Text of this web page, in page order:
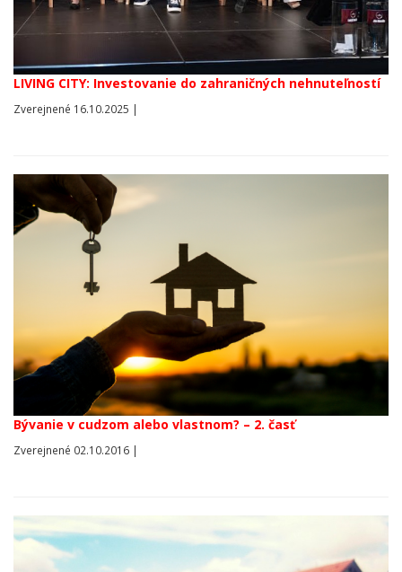
LIVING CITY: Investovanie do zahraničných nehnuteľností
Zverejnené 16.10.2025 |
Bývanie v cudzom alebo vlastnom? – 2. časť
Zverejnené 02.10.2016 |